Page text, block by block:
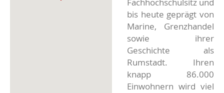
bis heute geprägt von
Marine, Grenzhandel
sowie ihrer
Geschichte als
Rumstadt. Ihren
knapp 86.000
Einwohnern wird viel